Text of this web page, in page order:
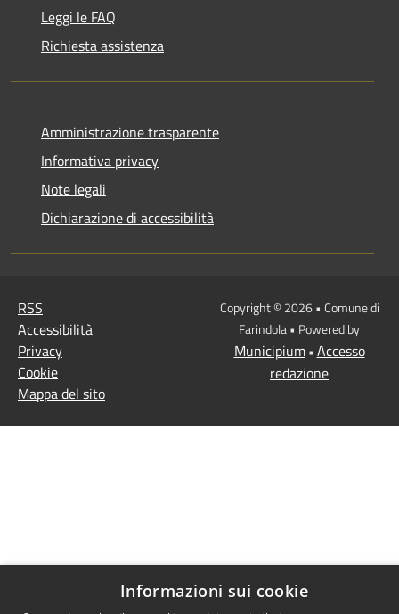
Leggi le FAQ
Richiesta assistenza
Amministrazione trasparente
Informativa privacy
Note legali
Dichiarazione di accessibilità
RSS
Accessibilità
Privacy
Cookie
Mappa del sito
Copyright © 2026 • Comune di
Farindola • Powered by
Municipium• Accesso
redazione
Informazioni sui cookie